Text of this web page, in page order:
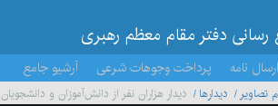
رسانی دفتر مقام معظم رهبری
ارسال نامه پرداخت وجوهات شرعی آرشیو جامع
تصاویر ديدارها دیدار هزاران نفر از دانش‌آموزان و دانشجویان